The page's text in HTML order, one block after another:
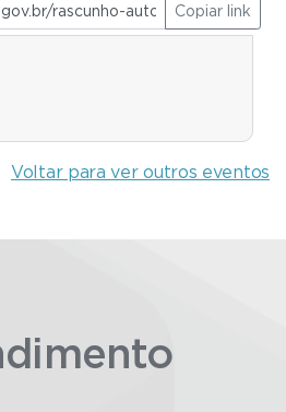
Copiar link
Voltar para ver outros eventos